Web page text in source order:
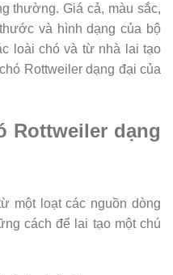
thường. Giá cả, màu sắc,
và hình dạng của bộ
loài chó và từ nhà lai tạo
Rottweiler dạng đại của
Rottweiler dạng
một loạt các nguồn dòng
cách để lai tạo một chú